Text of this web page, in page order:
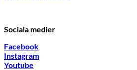
Sociala medier
Facebook
Instagram
Youtube